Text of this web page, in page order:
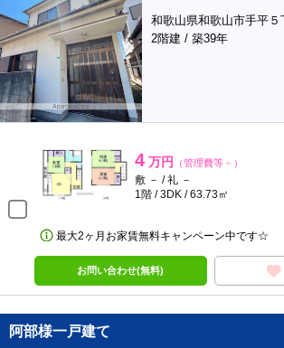
和歌山県和歌山市手平５
2階建 / 築39年
4 万円 （管理費等－）
敷 － / 礼 －
1階 / 3DK / 63.73㎡
最大2ヶ月お家賃無料キャンペーン中です☆
お問い合わせ(無料)
阿部様一戸建て